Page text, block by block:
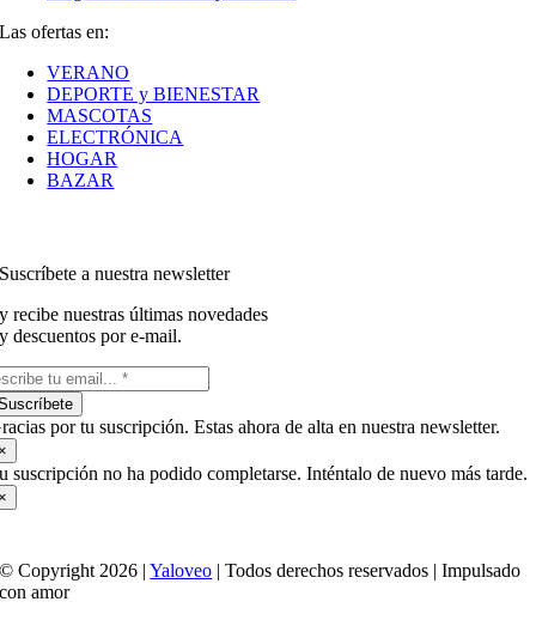
Las ofertas en:
VERANO
DEPORTE y BIENESTAR
MASCOTAS
ELECTRÓNICA
HOGAR
BAZAR
Suscríbete a nuestra newsletter
y recibe nuestras últimas novedades
y descuentos por e-mail.
por tu suscripción. Estas ahora de alta en nuestra newsletter.
suscripción no ha podido completarse. Inténtalo de nuevo más tarde.
© Copyright 2026 |Yaloveo | Todos derechos reservados | Impulsado
con amor